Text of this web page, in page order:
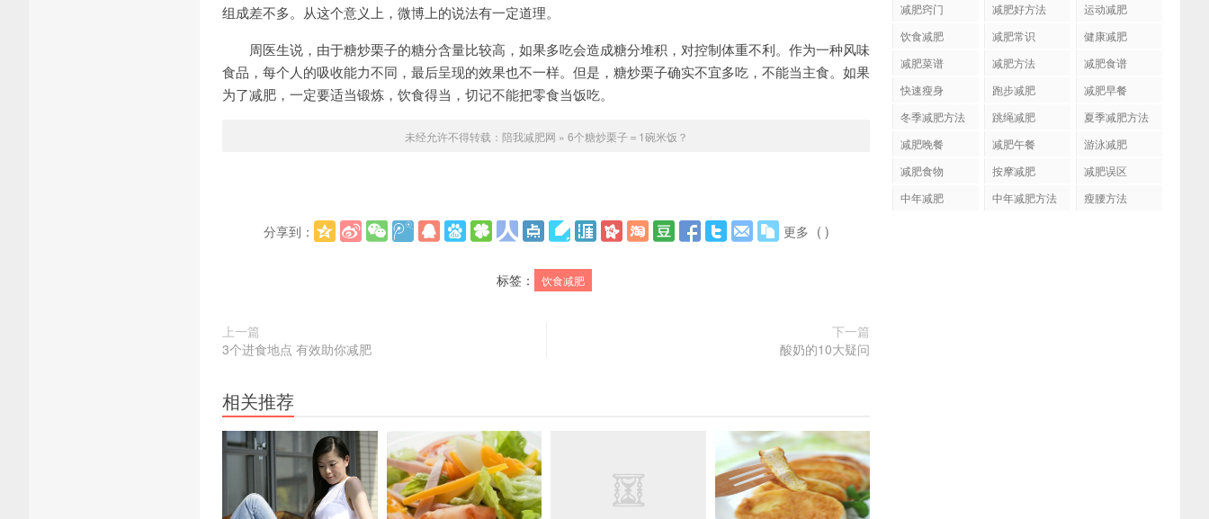
组成差不多。从这个意义上，微博上的说法有一定道理。
周医生说，由于糖炒栗子的糖分含量比较高，如果多吃会造成糖分堆积，对控制体重不利。作为一种风味
食品，每个人的吸收能力不同，最后呈现的效果也不一样。但是，糖炒栗子确实不宜多吃，不能当主食。如果
为了减肥，一定要适当锻炼，饮食得当，切记不能把零食当饭吃。
未经允许不得转载： 陪我减肥网 » 6个糖炒栗子＝1碗米饭？
分享到： 更多 ( )
标签： 饮食减肥
上一篇
3个进食地点 有效助你减肥
下一篇
酸奶的10大疑问
相关推荐
减肥窍门 减肥好方法
运动减肥
饮食减肥
减肥常识
健康减肥
减肥菜谱
减肥方法
减肥食谱
快速瘦身
跑步减肥
减肥早餐
冬季减肥方法
跳绳减肥
夏季减肥方法
减肥晚餐
减肥午餐
游泳减肥
减肥食物
按摩减肥
减肥误区
中年减肥
中年减肥方法 瘦腰方法